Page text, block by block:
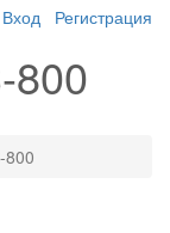
Вход Регистрация
800
800